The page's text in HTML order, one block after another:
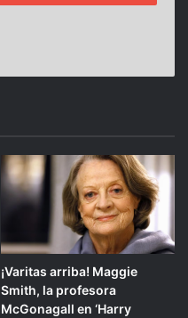
¡Varitas arriba! Maggie
Smith, la profesora
McGonagall en ‘Harry